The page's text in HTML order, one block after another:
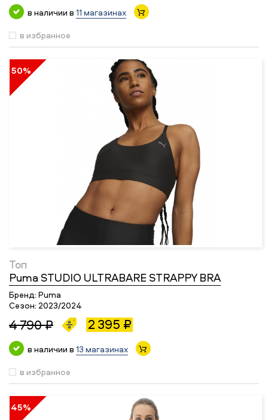
в наличии в 11 магазинах
в избранное
50%
Топ
Puma STUDIO ULTRABARE STRAPPY BRA
Бренд: Puma
Сезон: 2023/2024
4 790 ₽ 2 395 ₽
в наличии в 13 магазинах
в избранное
45%